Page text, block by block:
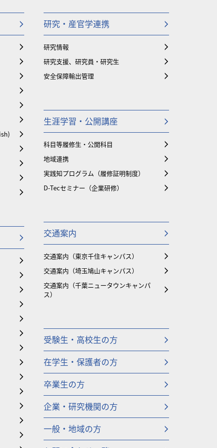
研究・産官学連携
研究情報
研究支援、研究員・研究生
安全保障輸出管理
生涯学習・公開講座
科目等履修生・公開科目
地域連携
実践知プログラム（履修証明制度）
D-Tecセミナー（企業研修）
交通案内
交通案内（東京千住キャンパス）
交通案内（埼玉鳩山キャンパス）
交通案内（千葉ニュータウンキャンパ
ス）
受験生・高校生の方
在学生・保護者の方
卒業生の方
企業・研究機関の方
一般・地域の方